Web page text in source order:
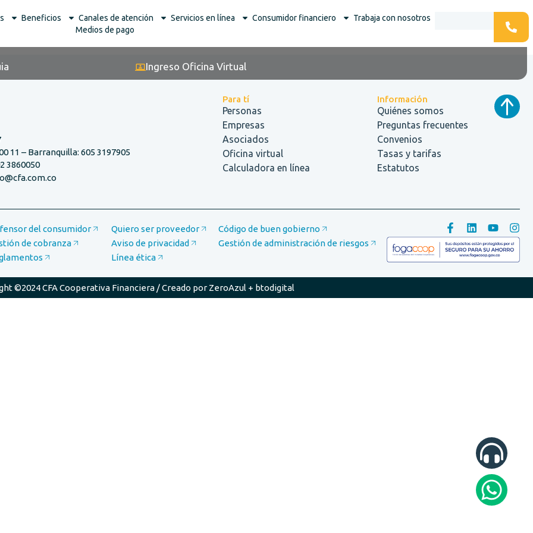
Beneficios Canales de atención Servicios en línea Consumidor financiero
Trabaja con nosotros
Medios de pago
Ingreso Oficina Virtual
11 – Barranquilla: 605 3197905
3860050
Para tí
Personas
Empresas
Asociados
Oficina virtual
Calculadora en línea
Información
Quiénes somos
Preguntas frecuentes
Convenios
Tasas y tarifas
Estatutos
del consumidor
de cobranza
Quiero ser proveedor
Aviso de privacidad
Línea ética
Código de buen gobierno
Gestión de administración de riesgos
©2024 CFA Cooperativa Financiera / Creado por ZeroAzul+ btodigital